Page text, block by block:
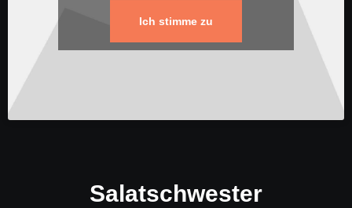
Ich stimme zu
Salatschwester